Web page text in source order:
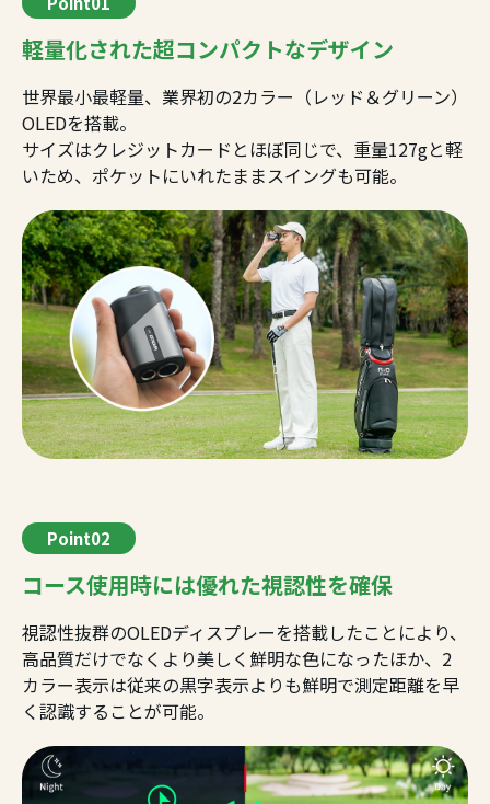
軽量化された超コンパクトなデザイン
世界最小最軽量、業界初の2カラー（レッド＆グリーン）
OLEDを搭載。
サイズはクレジットカードとほぼ同じで、重量127gと軽
いため、ポケットにいれたままスイングも可能。
Point02
コース使用時には優れた視認性を確保
視認性抜群のOLEDディスプレーを搭載したことにより、
高品質だけでなくより美しく鮮明な色になったほか、2
カラー表示は従来の黒字表示よりも鮮明で測定距離を早
く認識することが可能。